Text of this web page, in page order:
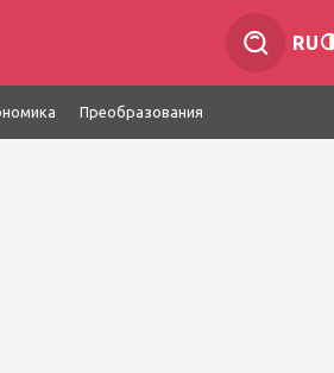
RU
Преобразования